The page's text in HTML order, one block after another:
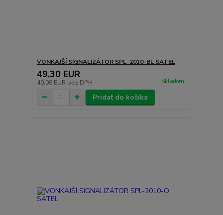
VONKAJŠÍ SIGNALIZÁTOR SPL-2010-BL SATEL
49,30 EUR
40,08 EUR bez DPH Skladom
Pridať do košíka